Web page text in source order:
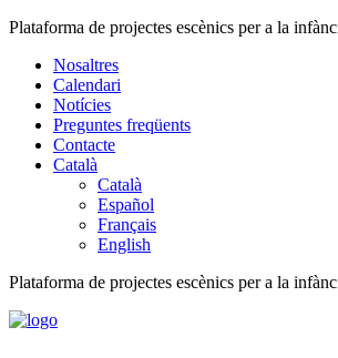
Plataforma de projectes escènics per a la
Nosaltres
Calendari
Notícies
Preguntes freqüents
Contacte
Català
Català
Español
Français
English
Plataforma de projectes escènics per a la